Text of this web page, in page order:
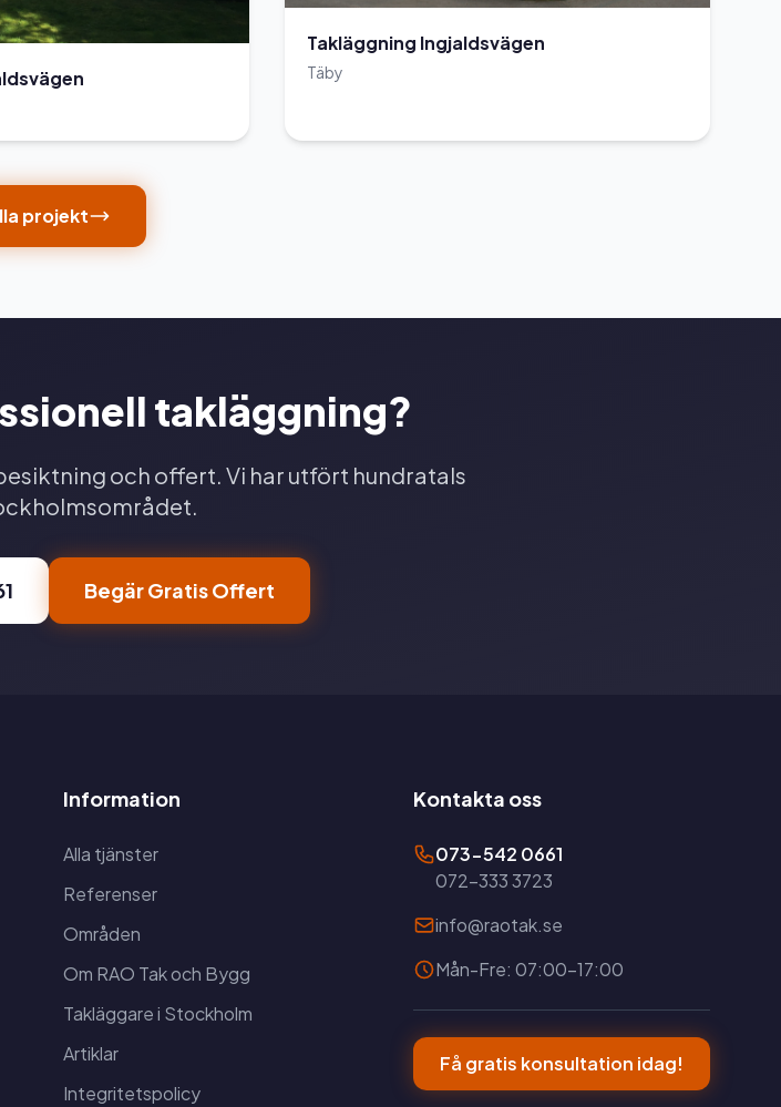
Takläggning Ingjaldsvägen
Täby
projekt
takläggning?
och offert. Vi har utfört hundratals
Begär Gratis Offert
Information
Alla tjänster
Referenser
Områden
Om RAO Tak och Bygg
Takläggare i Stockholm
Artiklar
Integritetspolicy
Kontakta oss
073-542 0661
072-333 3723
info@raotak.se
Mån-Fre: 07:00-17:00
Få gratis konsultation idag!